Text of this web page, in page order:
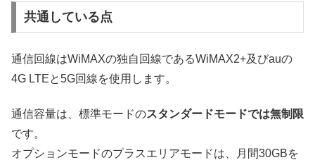
共通している点
通信回線はWiMAXの独自回線であるWiMAX2+及びauの
4G LTEと5G回線を使用します。
通信容量は、標準モードのスタンダードモードでは無制限
です。
オプションモードのプラスエリアモードは、月間30GBを